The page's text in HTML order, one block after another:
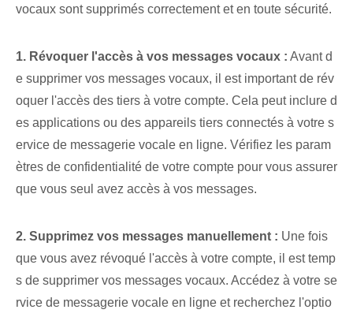
vocaux sont supprimés correctement et en toute sécurité.
1. Révoquer l'accès à vos messages vocaux : Avant d
e supprimer vos messages vocaux, il est important de rév
oquer l'accès des tiers à votre compte. Cela peut inclure d
es applications ou des appareils tiers connectés à votre s
ervice de messagerie vocale en ligne. Vérifiez les param
ètres de confidentialité de votre compte pour vous assurer
que vous seul avez accès à vos messages.
2. Supprimez vos messages manuellement : Une fois
que vous avez révoqué l'accès à votre compte, il est temp
s de supprimer vos messages vocaux. Accédez à votre se
rvice de messagerie vocale en ligne et recherchez l'optio